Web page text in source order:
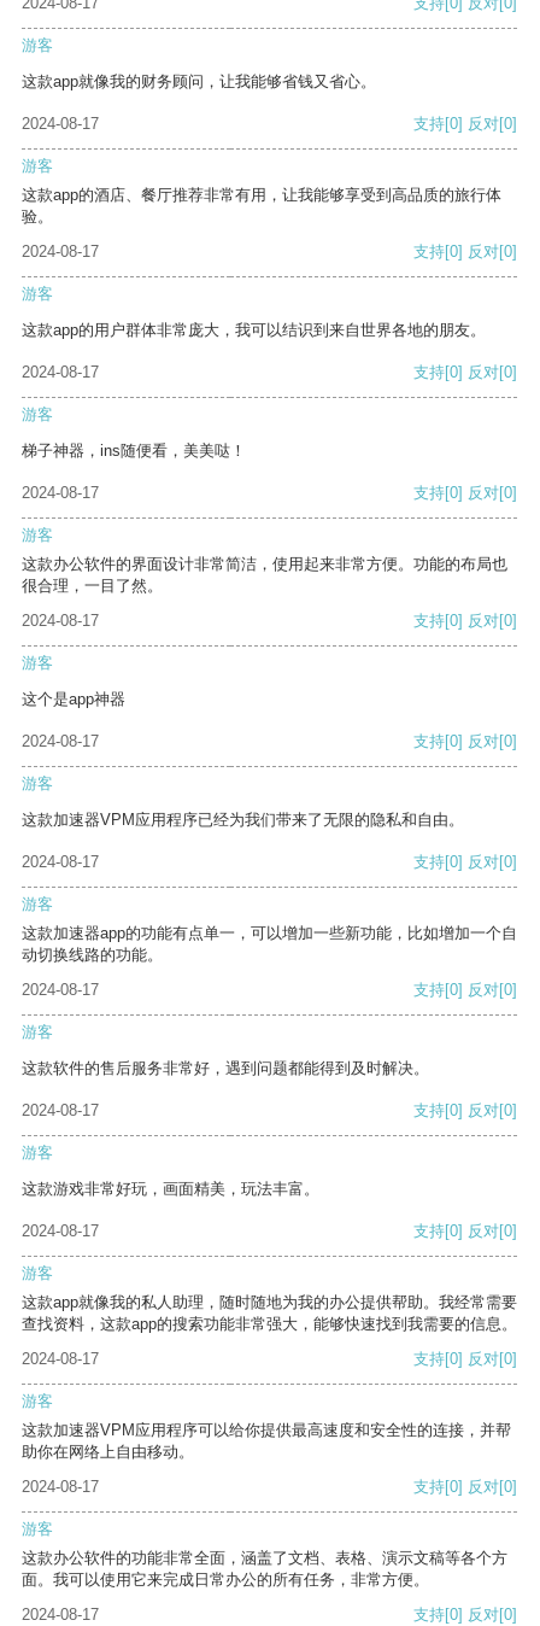
游客
这款app就像我的财务顾问，让我能够省钱又省心。
2024-08-17 支持[0] 反对[0]
游客
这款app的酒店、餐厅推荐非常有用，让我能够享受到高品质的旅行体
验。
2024-08-17
支持[0] 反对[0]
游客
这款app的用户群体非常庞大，我可以结识到来自世界各地的朋友。
2024-08-17 支持[0] 反对[0]
游客
梯子神器，ins随便看，美美哒！
2024-08-17 支持[0] 反对[0]
游客
这款办公软件的界面设计非常简洁，使用起来非常方便。功能的布局也
很合理，一目了然。
2024-08-17
支持[0] 反对[0]
游客
这个是app神器
2024-08-17 支持[0] 反对[0]
游客
这款加速器VPM应用程序已经为我们带来了无限的隐私和自由。
2024-08-17 支持[0] 反对[0]
游客
这款加速器app的功能有点单一，可以增加一些新功能，比如增加一个自
动切换线路的功能。
2024-08-17
支持[0] 反对[0]
游客
这款软件的售后服务非常好，遇到问题都能得到及时解决。
2024-08-17 支持[0] 反对[0]
游客
这款游戏非常好玩，画面精美，玩法丰富。
2024-08-17 支持[0] 反对[0]
游客
这款app就像我的私人助理，随时随地为我的办公提供帮助。我经常需要
查找资料，这款app的搜索功能非常强大，能够快速找到我需要的信息。
2024-08-17
支持[0] 反对[0]
游客
这款加速器VPM应用程序可以给你提供最高速度和安全性的连接，并帮
助你在网络上自由移动。
2024-08-17
支持[0] 反对[0]
游客
这款办公软件的功能非常全面，涵盖了文档、表格、演示文稿等各个方
面。我可以使用它来完成日常办公的所有任务，非常方便。
2024-08-17
支持[0] 反对[0]